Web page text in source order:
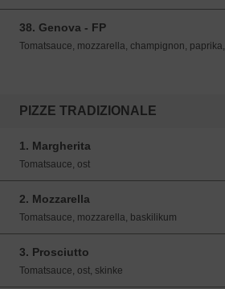
38. Genova - FP
Tomatsauce, mozzarella, champignon,
PIZZE TRADIZIONALE
1. Margherita
Tomatsauce, ost
2. Mozzarella
Tomatsauce, mozzarella, baskilikum
3. Prosciutto
Tomatsauce, ost, skinke